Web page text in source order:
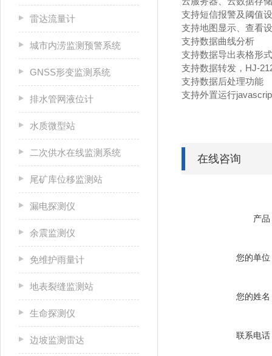
雷达流量计
城市内涝监测预警系统
GNSS形变监测系统
排水管网液位计
水质微型站
二次供水在线监测系统
尾矿库位移监测站
漏电探测仪
余震监测仪
免维护雨量计
地表裂缝监测站
生命探测仪
边坡监测雷达
支持短信报警及阈值
支持地图显示、查看
支持数据曲线分析
支持数据导出表格形式
支持数据转发，HJ-
支持数据后处理功能
支持外置运行
在线咨询
产品
您的单位
您的姓名
联系电话